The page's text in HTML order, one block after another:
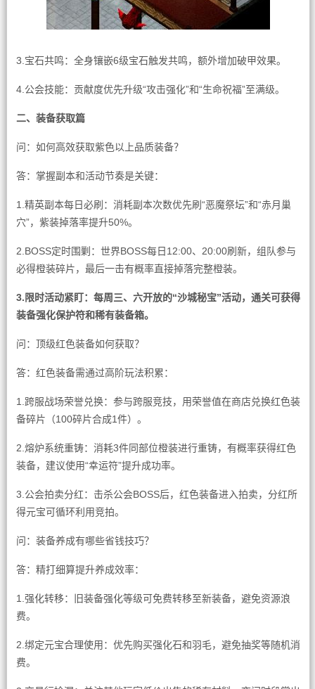
3.宝石共鸣：全身镶嵌6级宝石触发共鸣，额外增加破甲效果。
4.公会技能：贡献度优先升级“攻击强化”和“生命祝福”至满级。
二、装备获取篇
问：如何高效获取紫色以上品质装备？
答：掌握副本和活动节奏是关键：
1.精英副本每日必刷：消耗副本次数优先刷“恶魔祭坛”和“赤月巢
穴”，紫装掉落率提升50%。
2.BOSS定时围剿：世界BOSS每日12:00、20:00刷新，组队参与
必得橙装碎片，最后一击有概率直接掉落完整橙装。
3.限时活动紧盯：每周三、六开放的“沙城秘宝”活动，通关可获得
装备强化保护符和稀有装备箱。
问：顶级红色装备如何获取？
答：红色装备需通过高阶玩法积累：
1.跨服战场荣誉兑换：参与跨服竞技，用荣誉值在商店兑换红色装
备碎片（100碎片合成1件）。
2.熔炉系统重铸：消耗3件同部位橙装进行重铸，有概率获得红色
装备，建议使用“幸运符”提升成功率。
3.公会拍卖分红：击杀公会BOSS后，红色装备进入拍卖，分红所
得元宝可循环利用竞拍。
问：装备养成有哪些省钱技巧？
答：精打细算提升养成效率：
1.强化转移：旧装备强化等级可免费转移至新装备，避免资源浪
费。
2.绑定元宝合理使用：优先购买强化石和羽毛，避免抽奖等随机消
费。